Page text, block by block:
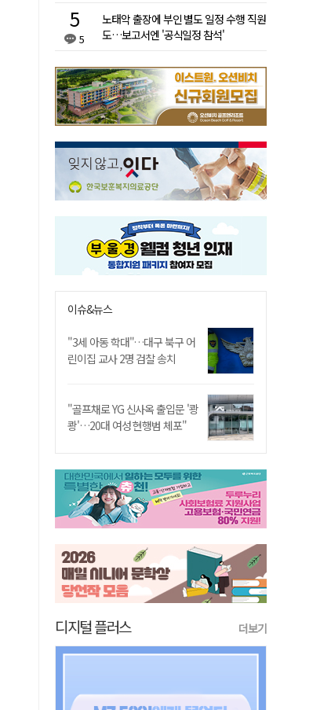
5
노태악 출장에 부인 별도 일정 수행 직원
도…보고서엔 '공식일정 참석'
이슈&뉴스
"3세 아동 학대"…대구 북구 어
린이집 교사 2명 검찰 송치
"골프채로 YG 신사옥 출입문 '쾅
쾅'…20대 여성 현행범 체포"
디지털 플러스 더보기